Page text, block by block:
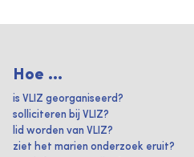
Hoe ...
is VLIZ georganiseerd?
solliciteren bij VLIZ?
lid worden van VLIZ?
ziet het marien onderzoek eruit?